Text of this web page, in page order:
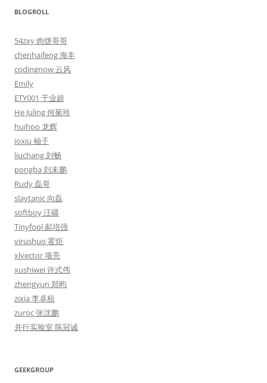
BLOGROLL
54zxy 肉饼哥哥
chenhaifeng 海丰
codingnow 云风
Emily
ETY001 于业超
He Juling 何菊玲
huihoo 龙辉
ioxiu 袖子
liuchang 刘畅
pongba 刘未鹏
Rudy 磊哥
slaytanic 向磊
softboy 汪疆
Tinyfool 郝培强
virushuo 霍炬
xlvector 项亮
xushiwei 许式伟
zhengyun 郑昀
zixia 李卓桓
zuroc 张沈鹏
并行实验室 陈冠诚
GEEKGROUP